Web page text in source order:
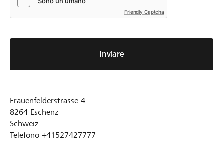
Friendly Captcha
Inviare
Frauenfelderstrasse 4
8264 Eschenz
Schweiz
Telefono +41527427777